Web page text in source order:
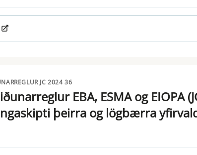
JC 2024 36
EBA, ESMA og EIOPA
þeirra og lögbærra